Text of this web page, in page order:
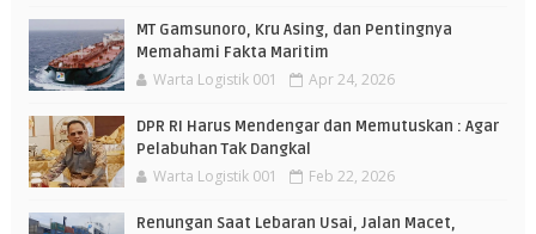
MT Gamsunoro, Kru Asing, dan Pentingnya
Memahami Fakta Maritim
Warta Logistik 001 Apr 24, 2026
DPR RI Harus Mendengar dan Memutuskan : Agar
Pelabuhan Tak Dangkal
Warta Logistik 001 Feb 22, 2026
Renungan Saat Lebaran Usai, Jalan Macet,